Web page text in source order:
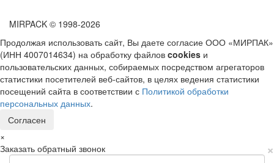
MIRPACK © 1998-2026
Продолжая использовать сайт, Вы даете согласие ООО «МИРПАК»
(ИНН 4007014634) на обработку файлов cookies и
пользовательских данных, собираемых посредством агрегаторов
статистики посетителей веб-сайтов, в целях ведения статистики
посещений сайта в соответствии с Политикой обработки
персональных данных.
Согласен
×
×
Заказать обратный звонок